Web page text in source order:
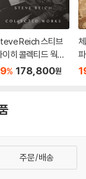
Reich 스티브
이히 콜렉티드 웍스
Works)
% 178,800원
주문/배송